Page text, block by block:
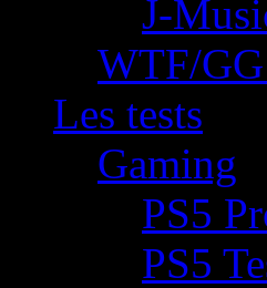
J-
WTF/
Les tests
Gaming
PS5
PS5